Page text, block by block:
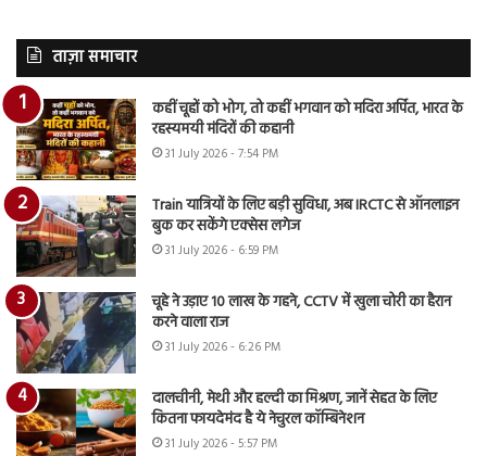
ताज़ा समाचार
कहीं चूहों को भोग, तो कहीं भगवान को मदिरा अर्पित, भारत के
रहस्यमयी मंदिरों की कहानी
31 July 2026 - 7:54 PM
Train यात्रियों के लिए बड़ी सुविधा, अब IRCTC से ऑनलाइन
बुक कर सकेंगे एक्सेस लगेज
31 July 2026 - 6:59 PM
चूहे ने उड़ाए 10 लाख के गहने, CCTV में खुला चोरी का हैरान
करने वाला राज
31 July 2026 - 6:26 PM
दालचीनी, मेथी और हल्दी का मिश्रण, जानें सेहत के लिए
कितना फायदेमंद है ये नेचुरल कॉम्बिनेशन
31 July 2026 - 5:57 PM